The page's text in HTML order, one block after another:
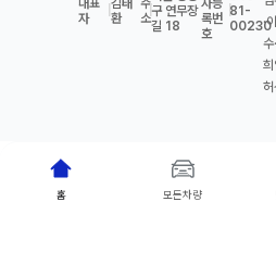
대표
자
|김태
환
주
소|구 연무장
길 18
자등
록번
호
|81-
00230
·
수
희
허
홈 모든차량